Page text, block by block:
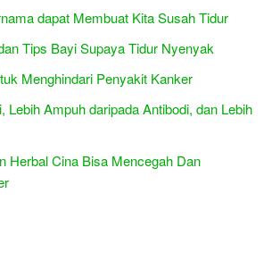
dapat Membuat Kita Susah Tidur
Tips Bayi Supaya Tidur Nyenyak
Menghindari Penyakit Kanker
Lebih Ampuh daripada Antibodi, dan Lebih
Herbal Cina Bisa Mencegah Dan